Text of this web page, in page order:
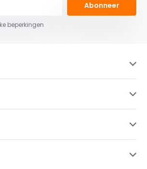
Abonneer
beperkingen